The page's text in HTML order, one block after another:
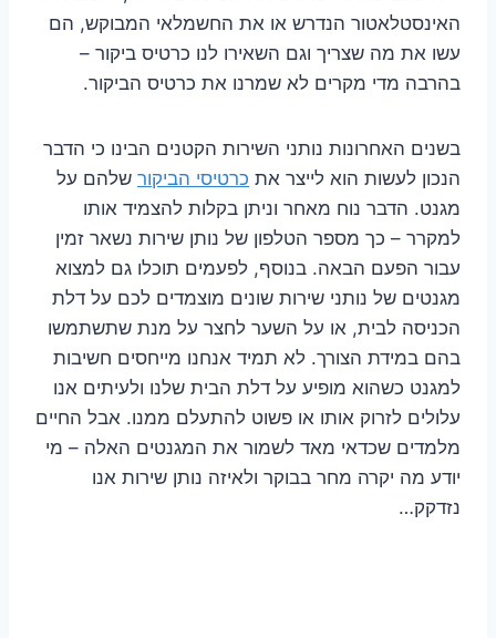
האינסטלאטור הנדרש או את החשמלאי המבוקש, הם
עשו את מה שצריך וגם השאירו לנו כרטיס ביקור –
בהרבה מדי מקרים לא שמרנו את כרטיס הביקור.
בשנים האחרונות נותני השירות הקטנים הבינו כי הדבר
הנכון לעשות הוא לייצר את כרטיסי הביקור שלהם על
מגנט. הדבר נוח מאחר וניתן בקלות להצמיד אותו
למקרר – כך מספר הטלפון של נותן שירות נשאר זמין
עבור הפעם הבאה. בנוסף, לפעמים תוכלו גם למצוא
מגנטים של נותני שירות שונים מוצמדים לכם על דלת
הכניסה לבית, או על השער לחצר על מנת שתשתמשו
בהם במידת הצורך. לא תמיד אנחנו מייחסים חשיבות
למגנט כשהוא מופיע על דלת הבית שלנו ולעיתים אנו
עלולים לזרוק אותו או פשוט להתעלם ממנו. אבל החיים
מלמדים שכדאי מאד לשמור את המגנטים האלה – מי
יודע מה יקרה מחר בבוקר ולאיזה נותן שירות אנו
נזדקק…